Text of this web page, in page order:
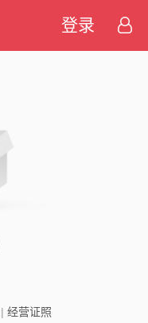
登录
| 经营证照